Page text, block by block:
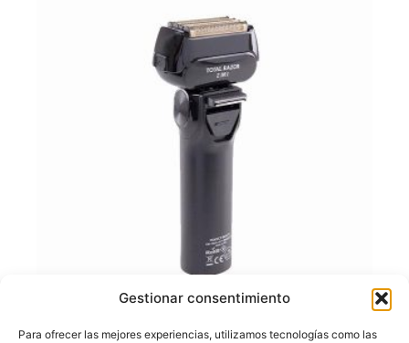
Gestionar consentimiento
Para ofrecer las mejores experiencias, utilizamos tecnologías como las